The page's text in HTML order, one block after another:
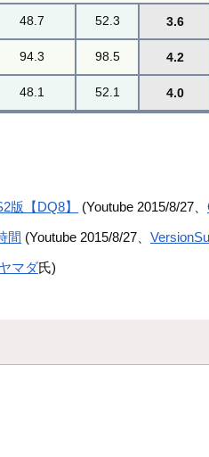
48.7 52.3 3.6
94.3 98.5 4.2
48.1 52.1 4.0
版【DQ8】 (Youtube 2015/8/27、
間 (Youtube 2015/8/27、
マダ氏)